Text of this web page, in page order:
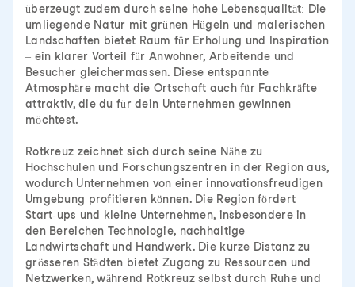
überzeugt zudem durch seine hohe Lebensqualität: Die
umliegende Natur mit grünen Hügeln und malerischen
Landschaften bietet Raum für Erholung und Inspiration
– ein klarer Vorteil für Anwohner, Arbeitende und
Besucher gleichermassen. Diese entspannte
Atmosphäre macht die Ortschaft auch für Fachkräfte
attraktiv, die du für dein Unternehmen gewinnen
möchtest.
Rotkreuz zeichnet sich durch seine Nähe zu
Hochschulen und Forschungszentren in der Region aus,
wodurch Unternehmen von einer innovationsfreudigen
Umgebung profitieren können. Die Region fördert
Start-ups und kleine Unternehmen, insbesondere in
den Bereichen Technologie, nachhaltige
Landwirtschaft und Handwerk. Die kurze Distanz zu
grösseren Städten bietet Zugang zu Ressourcen und
Netzwerken, während Rotkreuz selbst durch Ruhe und